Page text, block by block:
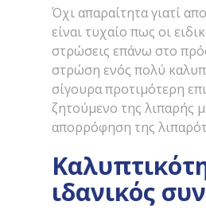
Όχι απαραίτητα γιατί
είναι τυχαίο πως οι
στρώσεις επάνω στο
στρώση ενός πολύ
σίγουρα προτιμότερη
ζητούμενο της λιπαρής
απορρόφηση της
ιδανικός